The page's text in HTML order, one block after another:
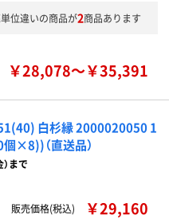
単位違いの商品が2商品あります
￥28,078～￥35,391
白杉縁 2000020050 1
×8))（直送品）
まで
販売価格(税込) ￥29,160